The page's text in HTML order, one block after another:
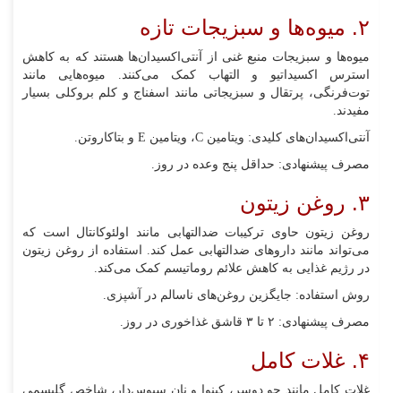
۲. میوه‌ها و سبزیجات تازه
میوه‌ها و سبزیجات منبع غنی از آنتی‌اکسیدان‌ها هستند که به کاهش
استرس اکسیداتیو و التهاب کمک می‌کنند. میوه‌هایی مانند
توت‌فرنگی، پرتقال و سبزیجاتی مانند اسفناج و کلم بروکلی بسیار
مفیدند.
آنتی‌اکسیدان‌های کلیدی: ویتامین C، ویتامین E و بتاکاروتن.
مصرف پیشنهادی: حداقل پنج وعده در روز.
۳. روغن زیتون
روغن زیتون حاوی ترکیبات ضدالتهابی مانند اولئوکانتال است که
می‌تواند مانند داروهای ضدالتهابی عمل کند. استفاده از روغن زیتون
در رژیم غذایی به کاهش علائم روماتیسم کمک می‌کند.
روش استفاده: جایگزین روغن‌های ناسالم در آشپزی.
مصرف پیشنهادی: ۲ تا ۳ قاشق غذاخوری در روز.
۴. غلات کامل
غلات کامل مانند جو دوسر، کینوا و نان سبوس‌دار، شاخص گلیسمی